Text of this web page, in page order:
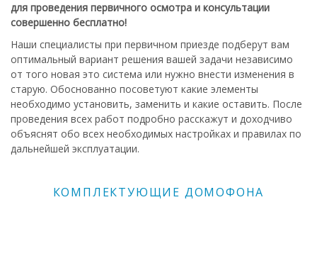
для проведения первичного осмотра и консультации
совершенно бесплатно!
Наши специалисты при первичном приезде подберут вам
оптимальный вариант решения вашей задачи независимо
от того новая это система или нужно внести изменения в
старую. Обоснованно посоветуют какие элементы
необходимо установить, заменить и какие оставить. После
проведения всех работ подробно расскажут и доходчиво
объяснят обо всех необходимых настройках и правилах по
дальнейшей эксплуатации.
КОМПЛЕКТУЮЩИЕ ДОМОФОНА